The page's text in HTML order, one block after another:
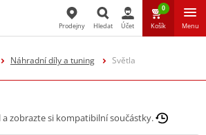
Prodejny Hledat Účet
0
Košík Menu
Náhradní díly a tuning Světla
zobrazte si kompatibilní součástky.